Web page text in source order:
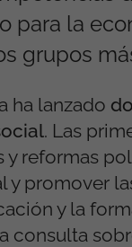
para la
grupos
ha lanzado
. Las
reformas
y promover
y la
consulta